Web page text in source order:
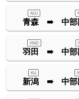
青森 ➠ 中部
AOJ
羽田 ➠ 中部
HND
新潟 ➠ 中部
KIJ